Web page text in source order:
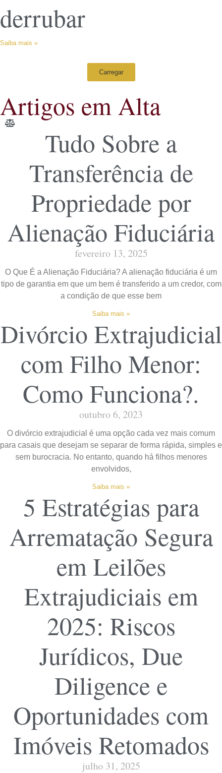
derrubar
Saiba mais »
Carregar
Artigos em Alta
Tudo Sobre a
Transferência de
Propriedade por
Alienação Fiduciária
fevereiro 13, 2025
O Que É a Alienação Fiduciária? A alienação fiduciária é um
tipo de garantia em que um bem é transferido a um credor, com
a condição de que esse bem
Saiba mais »
Divórcio Extrajudicial
com Filho Menor:
Como Funciona?.
outubro 6, 2023
O divórcio extrajudicial é uma opção cada vez mais comum
para casais que desejam se separar de forma rápida, simples e
sem burocracia. No entanto, quando há filhos menores
envolvidos,
Saiba mais »
5 Estratégias para
Arrematação Segura
em Leilões
Extrajudiciais em
2025: Riscos
Jurídicos, Due
Diligence e
Oportunidades com
Imóveis Retomados
julho 31, 2025